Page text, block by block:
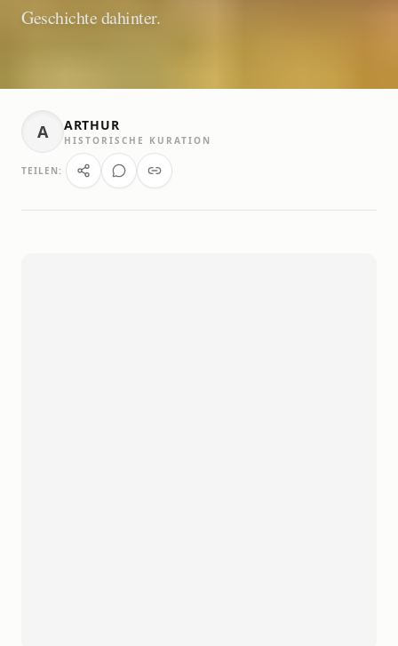
Geschichte dahinter.
A ARTHUR
HISTORISCHE KURATION
TEILEN: